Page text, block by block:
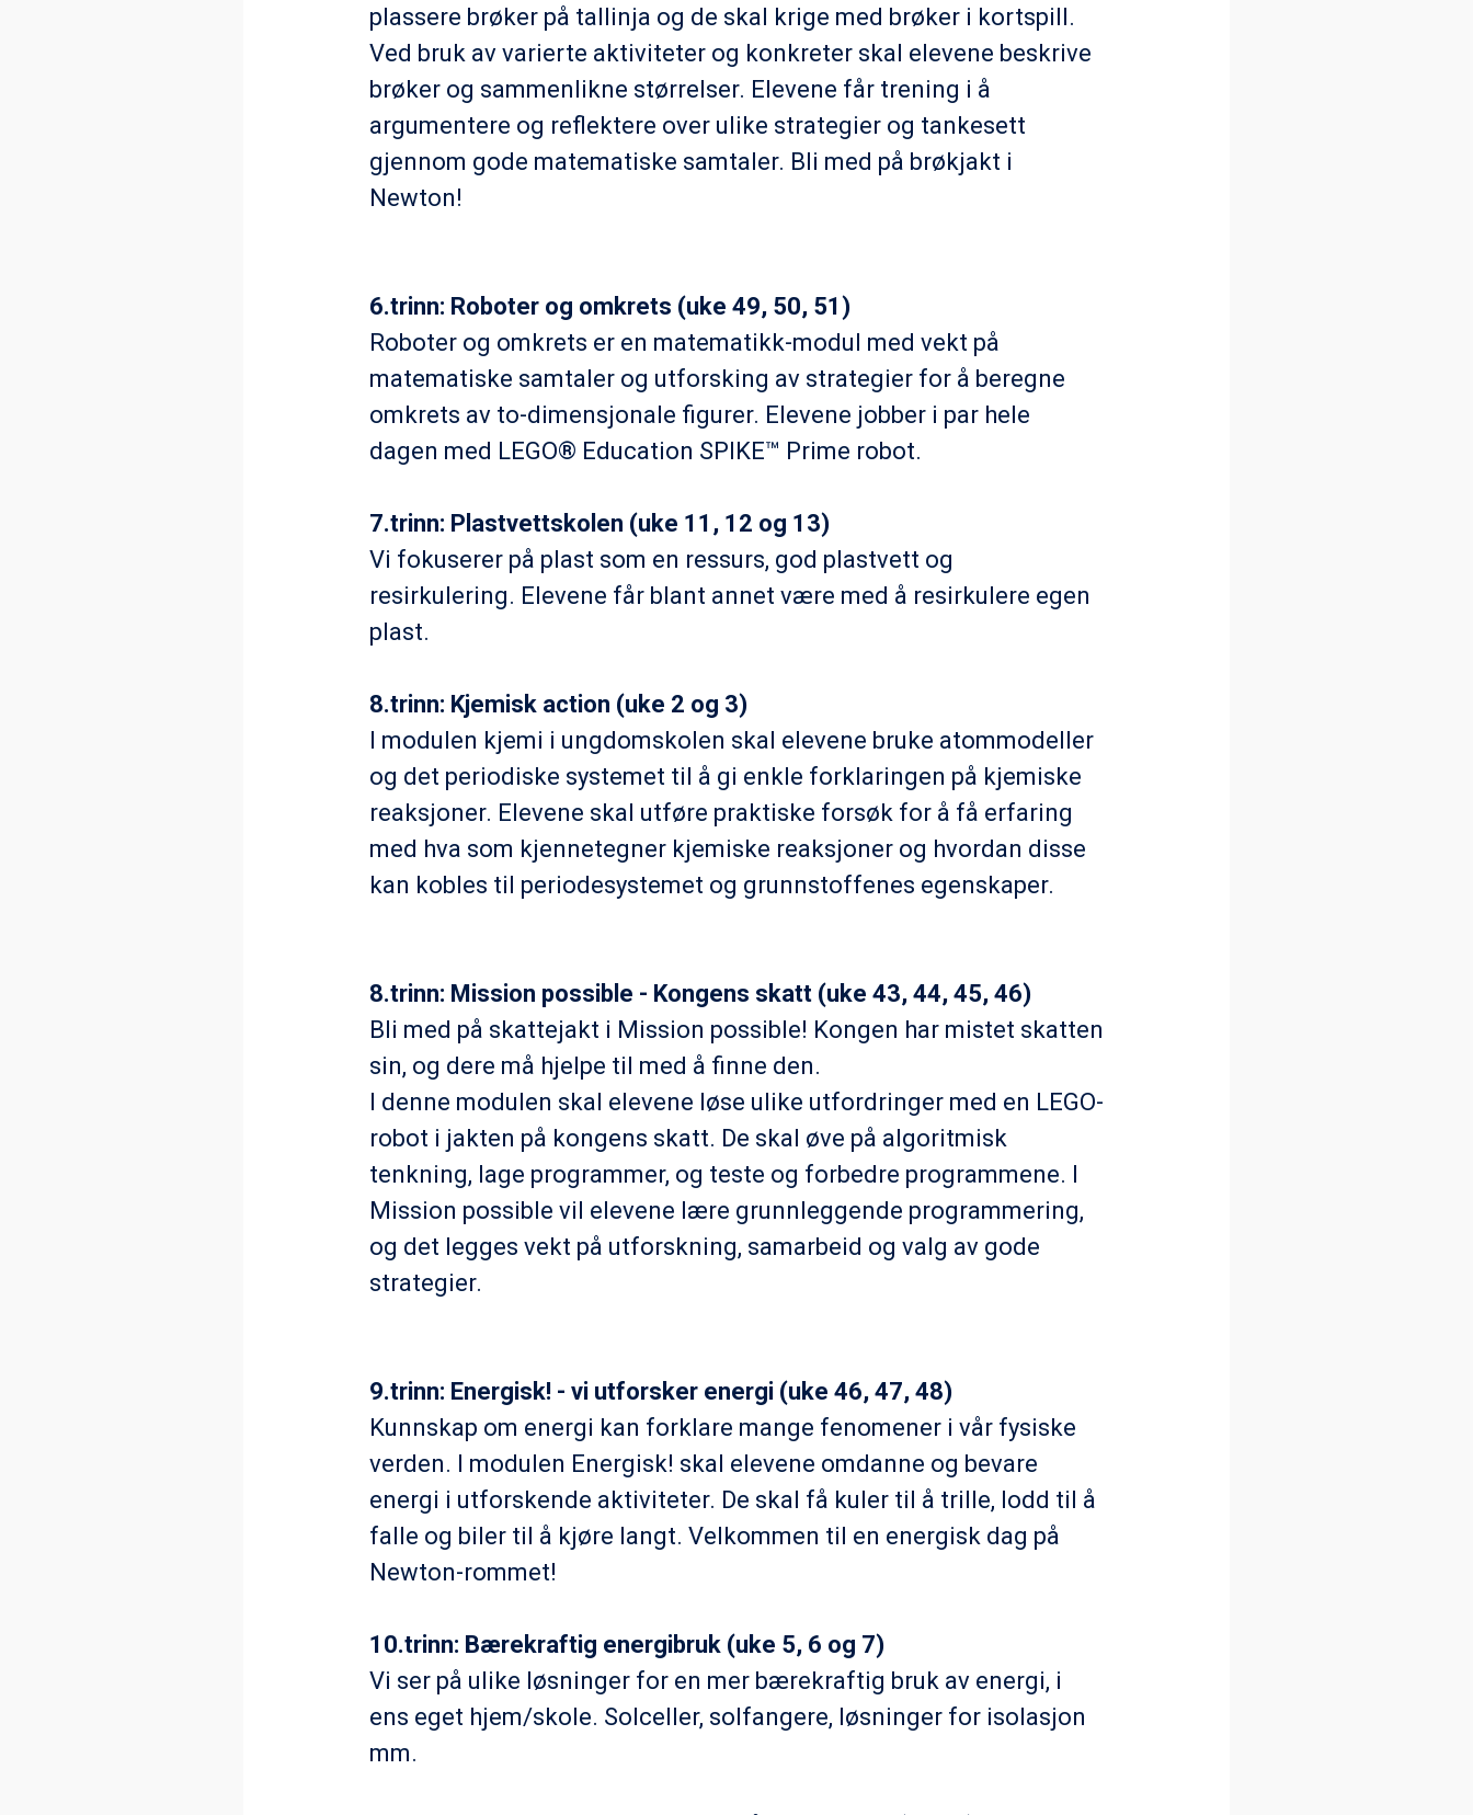
plassere brøker på tallinja og de skal krige med brøker i kortspill.
Ved bruk av varierte aktiviteter og konkreter skal elevene beskrive
brøker og sammenlikne størrelser. Elevene får trening i å
argumentere og reflektere over ulike strategier og tankesett
gjennom gode matematiske samtaler. Bli med på brøkjakt i
Newton!
6.trinn: Roboter og omkrets (uke 49, 50, 51)
Roboter og omkrets er en matematikk-modul med vekt på
matematiske samtaler og utforsking av strategier for å beregne
omkrets av to-dimensjonale figurer. Elevene jobber i par hele
dagen med LEGO® Education SPIKE™ Prime robot.
7.trinn: Plastvettskolen (uke 11, 12 og 13)
Vi fokuserer på plast som en ressurs, god plastvett og
resirkulering. Elevene får blant annet være med å resirkulere egen
plast.
8.trinn: Kjemisk action (uke 2 og 3)
I modulen kjemi i ungdomskolen skal elevene bruke atommodeller
og det periodiske systemet til å gi enkle forklaringen på kjemiske
reaksjoner. Elevene skal utføre praktiske forsøk for å få erfaring
med hva som kjennetegner kjemiske reaksjoner og hvordan disse
kan kobles til periodesystemet og grunnstoffenes egenskaper.
8.trinn: Mission possible - Kongens skatt (uke 43, 44, 45, 46)
Bli med på skattejakt i Mission possible! Kongen har mistet skatten
sin, og dere må hjelpe til med å finne den.
I denne modulen skal elevene løse ulike utfordringer med en LEGO-
robot i jakten på kongens skatt. De skal øve på algoritmisk
tenkning, lage programmer, og teste og forbedre programmene. I
Mission possible vil elevene lære grunnleggende programmering,
og det legges vekt på utforskning, samarbeid og valg av gode
strategier.
9.trinn: Energisk! - vi utforsker energi (uke 46, 47, 48)
Kunnskap om energi kan forklare mange fenomener i vår fysiske
verden. I modulen Energisk! skal elevene omdanne og bevare
energi i utforskende aktiviteter. De skal få kuler til å trille, lodd til å
falle og biler til å kjøre langt. Velkommen til en energisk dag på
Newton-rommet!
10.trinn: Bærekraftig energibruk (uke 5, 6 og 7)
Vi ser på ulike løsninger for en mer bærekraftig bruk av energi, i
ens eget hjem/skole. Solceller, solfangere, løsninger for isolasjon
mm.